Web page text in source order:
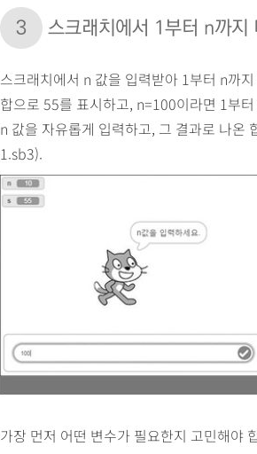
3 스크래치에서 1부터 n까지
스크래치에서 n 값을 입력받아 1부터 n까
합으로 55를 표시하고, n=100이라면 1부
n 값을 자유롭게 입력하고, 그 결과로 나온
1.sb3).
가장 먼저 어떤 변수가 필요한지 고민해야